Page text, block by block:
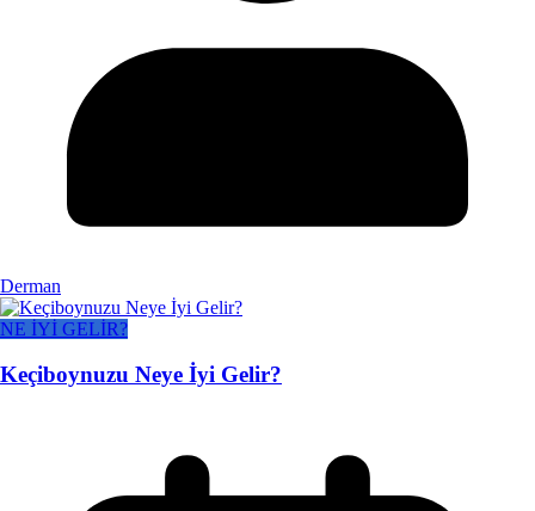
Derman
NE İYİ GELİR?
Keçiboynuzu Neye İyi Gelir?